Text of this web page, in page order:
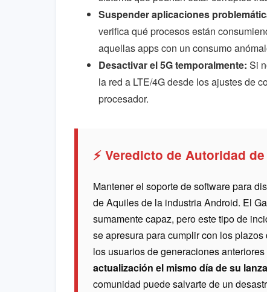
Suspender aplicaciones
verifica qué procesos están
aquellas apps con un consumo
Desactivar el 5G temporalmente: Si
la red a LTE/4G desde los ajustes de
procesador.
⚡ Veredicto de Autoridad
Mantener el soporte de software para
de Aquiles de la industria Android. El
sumamente capaz, pero este tipo de
se apresura para cumplir con los
los usuarios de generaciones
actualización el mismo día de su
comunidad puede salvarte de un